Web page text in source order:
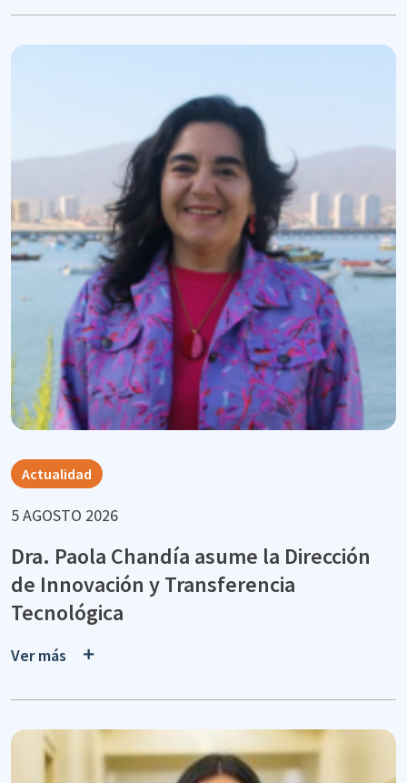
Actualidad
5 AGOSTO 2026
Dra. Paola Chandía asume la Dirección
de Innovación y Transferencia
Tecnológica
Ver más